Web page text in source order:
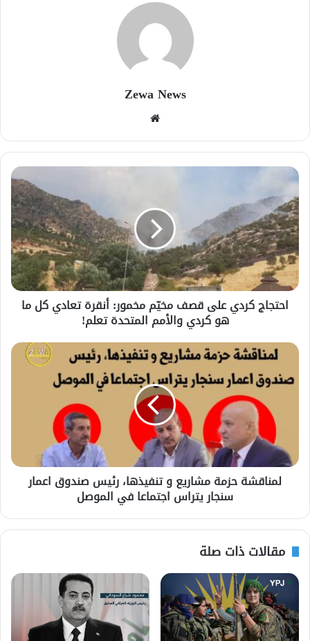
Zewa News
احتجاج كردي على قصف مخيّم مخمور: أنقرة تعادي كل ما
هو كردي والأمم المتحدة تعلم!
لمناقشة حزمة مشاريع و تنفيذها، رئيس صندوق اعمار
سنجار يتراس اجتماعا في الموصل
مقالات ذات صلة